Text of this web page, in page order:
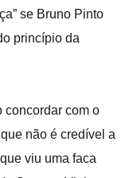
se Bruno Pinto
princípio da
concordar com o
não é credível a
viu uma faca